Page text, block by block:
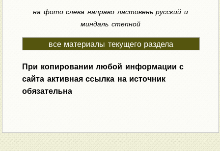
на фото слева направо ластовень русский и
миндаль степной
все материалы текущего раздела
При копировании любой информации с
сайта активная ссылка на источник
обязательна